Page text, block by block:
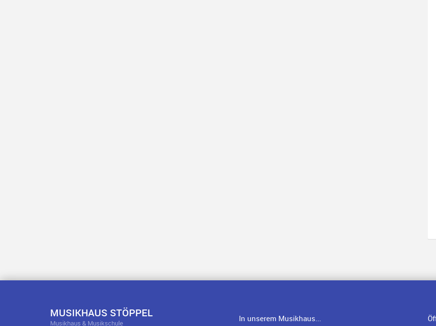
MUSIKHAUS STÖPPEL
Musikhaus & Musikschule In unserem Musikhaus...